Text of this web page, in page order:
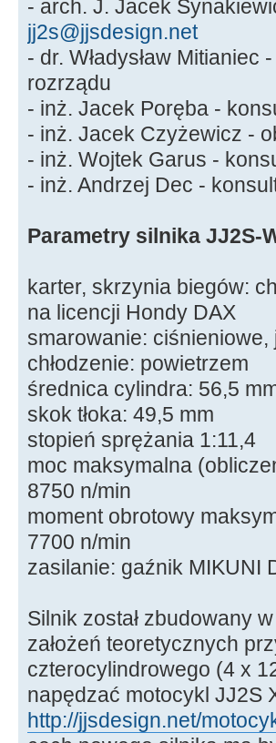
- arch. J. Jacek
jj2s@jjsdesign.net
- dr. Władysław
rozrządu
- inż. Jacek Poręba -
- inż. Jacek Czyżewicz -
- inż. Wojtek Garus -
- inż. Andrzej Dec -
Parametry silnika JJ2S-
karter, skrzynia biegów:
na licencji Hondy DAX
smarowanie: ciśnieniowe,
chłodzenie: powietrzem
średnica cylindra: 56,5
skok tłoka: 49,5 mm
stopień sprężania 1:11,4
moc maksymalna
8750 n/min
moment obrotowy
7700 n/min
zasilanie: gaźnik MIKUNI
Silnik został zbudowany
założeń teoretycznych
czterocylindrowego (4 x
napędzać motocykl JJ2S
http://jjsdesign.net/